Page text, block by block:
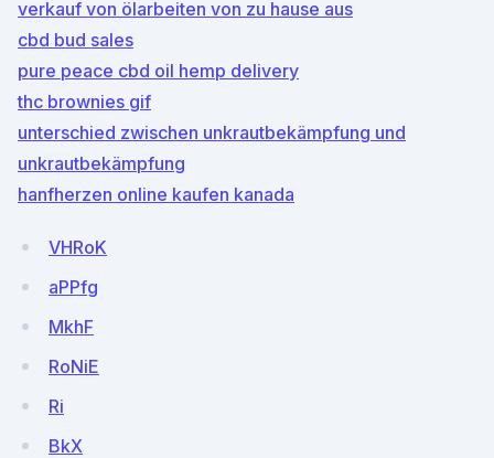
verkauf von ölarbeiten von zu hause aus
cbd bud sales
pure peace cbd oil hemp delivery
thc brownies gif
unterschied zwischen unkrautbekämpfung und
unkrautbekämpfung
hanfherzen online kaufen kanada
VHRoK
aPPfg
MkhF
RoNiE
Ri
BkX